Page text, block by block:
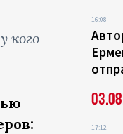
кого
16:08
17:12